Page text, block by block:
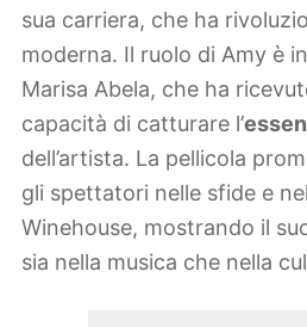
sua carriera, che ha
moderna. Il ruolo di Amy è
Marisa Abela, che ha
capacità di catturare l’
dell’artista. La pellicola
gli spettatori nelle sfide e
Winehouse, mostrando il
sia nella musica che nella